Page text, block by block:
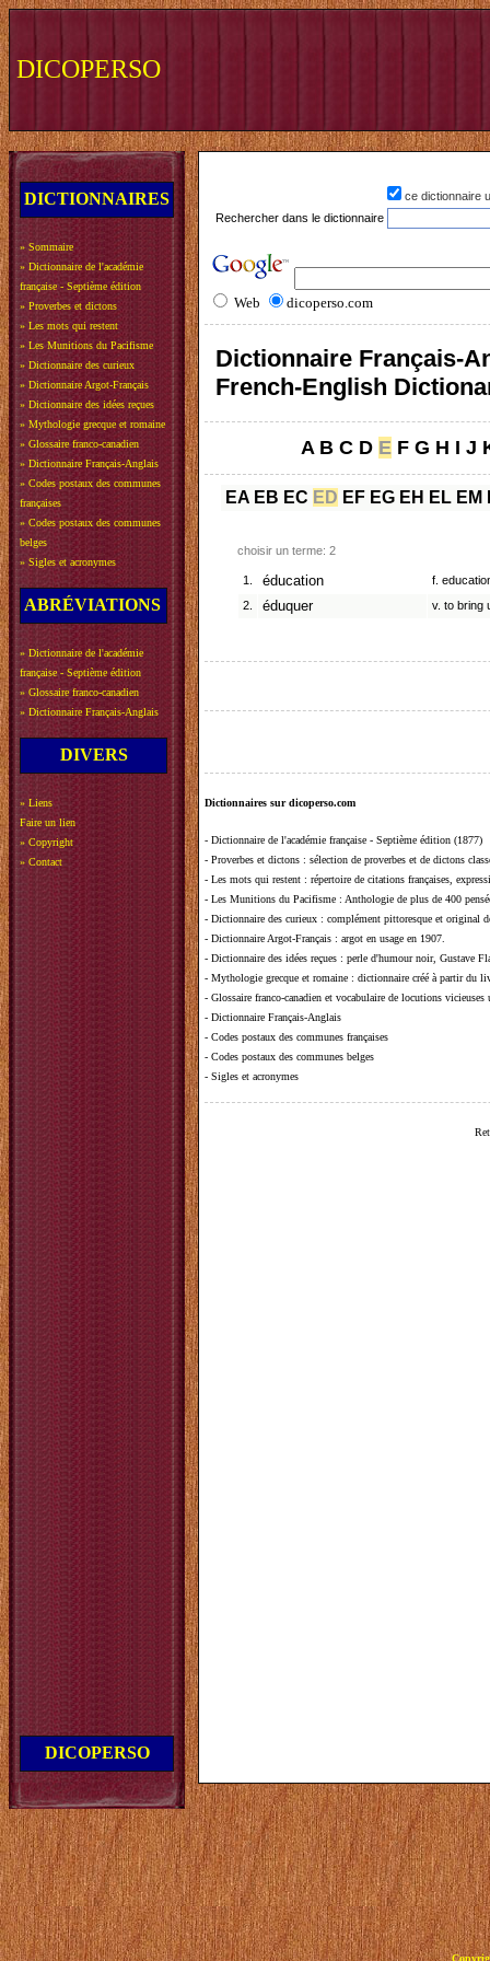
DICOPERSO
DICTIONNAIRES
» Sommaire
» Dictionnaire de l'académie
française - Septième édition
» Proverbes et dictons
» Les mots qui restent
» Les Munitions du Pacifisme
» Dictionnaire des curieux
» Dictionnaire Argot-Français
» Dictionnaire des idées reçues
» Mythologie grecque et romaine
» Glossaire franco-canadien
» Dictionnaire Français-Anglais
» Codes postaux des communes
françaises
» Codes postaux des communes
belges
» Sigles et acronymes
ABRÉVIATIONS
» Dictionnaire de l'académie
française - Septième édition
» Glossaire franco-canadien
» Dictionnaire Français-Anglais
DIVERS
» Liens
Faire un lien
» Copyright
» Contact
DICOPERSO
ce dictionnaire
Rechercher dans le dictionnaire
Web dicoperso.com
Dictionnaire Français-
French-English
A B C D E F G H I J
EA EB EC ED EF EG EH EL EM
choisir un terme: 2
1. éducation
f.
2.
éduquer v. to bring
Dictionnaires sur dicoperso.com
- Dictionnaire de l'académie française - Septième édition (1877)
- Proverbes et dictons : sélection de proverbes et de dictons
- Les mots qui restent : répertoire de citations françaises,
- Les Munitions du Pacifisme : Anthologie de plus de 400
- Dictionnaire des curieux : complément pittoresque et original
- Dictionnaire Argot-Français : argot en usage en 1907.
- Dictionnaire des idées reçues : perle d'humour noir, Gustave
- Mythologie grecque et romaine : dictionnaire créé à partir du
- Glossaire franco-canadien et vocabulaire de locutions vicieuses
- Dictionnaire Français-Anglais
- Codes postaux des communes françaises
- Codes postaux des communes belges
- Sigles et acronymes